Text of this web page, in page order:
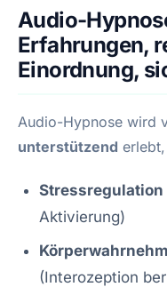
Audio-
Erfahrungen,
Einordnung,
Audio-Hypnose wird
unterstützend
Stressregulation
Aktivierung)
(Interozeption